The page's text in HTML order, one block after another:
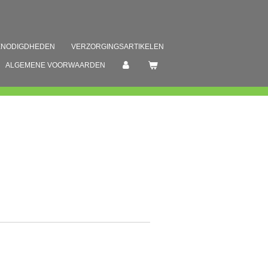
VERZORGINGSARTIKELEN
ALGEMENE VOORWAARDEN